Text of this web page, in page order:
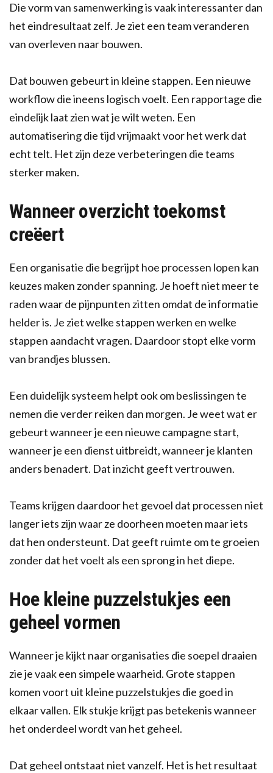
Die vorm van samenwerking is vaak interessanter dan
het eindresultaat zelf. Je ziet een team veranderen
van overleven naar bouwen.
Dat bouwen gebeurt in kleine stappen. Een nieuwe
workflow die ineens logisch voelt. Een rapportage die
eindelijk laat zien wat je wilt weten. Een
automatisering die tijd vrijmaakt voor het werk dat
echt telt. Het zijn deze verbeteringen die teams
sterker maken.
Wanneer overzicht toekomst
creëert
Een organisatie die begrijpt hoe processen lopen kan
keuzes maken zonder spanning. Je hoeft niet meer te
raden waar de pijnpunten zitten omdat de informatie
helder is. Je ziet welke stappen werken en welke
stappen aandacht vragen. Daardoor stopt elke vorm
van brandjes blussen.
Een duidelijk systeem helpt ook om beslissingen te
nemen die verder reiken dan morgen. Je weet wat er
gebeurt wanneer je een nieuwe campagne start,
wanneer je een dienst uitbreidt, wanneer je klanten
anders benadert. Dat inzicht geeft vertrouwen.
Teams krijgen daardoor het gevoel dat processen niet
langer iets zijn waar ze doorheen moeten maar iets
dat hen ondersteunt. Dat geeft ruimte om te groeien
zonder dat het voelt als een sprong in het diepe.
Hoe kleine puzzelstukjes een
geheel vormen
Wanneer je kijkt naar organisaties die soepel draaien
zie je vaak een simpele waarheid. Grote stappen
komen voort uit kleine puzzelstukjes die goed in
elkaar vallen. Elk stukje krijgt pas betekenis wanneer
het onderdeel wordt van het geheel.
Dat geheel ontstaat niet vanzelf. Het is het resultaat